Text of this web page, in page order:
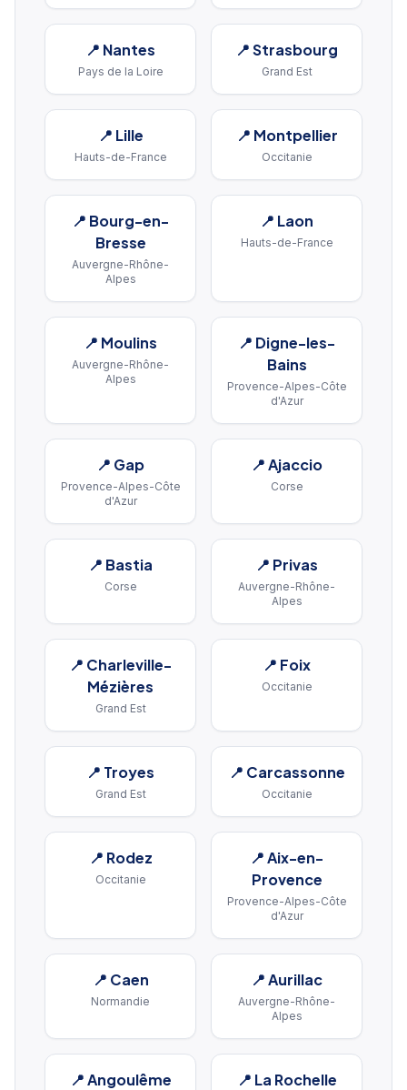
📍 Nantes
Pays de la Loire
📍Strasbourg
Grand Est
📍 Lille
Hauts-de-France
📍 Montpellier
Occitanie
📍 Bourg-en-
Bresse
Auvergne-Rhône-
Alpes
📍 Laon
Hauts-de-France
📍 Moulins
Auvergne-Rhône-
Alpes
📍 Digne-les-
Bains
Provence-Alpes-Côte
d'Azur
📍 Gap
Provence-Alpes-Côte
d'Azur
📍Ajaccio
Corse
📍 Bastia
Corse
📍 Privas
Auvergne-Rhône-
Alpes
📍 Charleville-
Mézières
Grand Est
📍 Foix
Occitanie
📍 Troyes
Grand Est
📍 Carcassonne
Occitanie
📍 Rodez
Occitanie
📍Aix-en-
Provence
Provence-Alpes-Côte
d'Azur
📍 Caen
Normandie
📍Aurillac
Auvergne-Rhône-
Alpes
📍Angoulême 📍 La Rochelle